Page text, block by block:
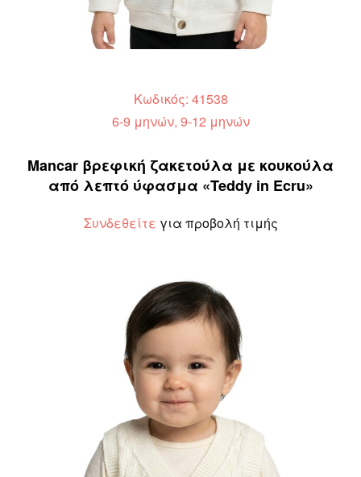
Κωδικός: 41538
6-9 μηνών, 9-12 μηνών
Mancar βρεφική ζακετούλα με κουκούλα
από λεπτό ύφασμα «Teddy in Ecru»
Συνδεθείτε για προβολή τιμής